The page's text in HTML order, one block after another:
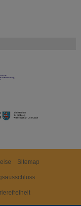
Sitemap